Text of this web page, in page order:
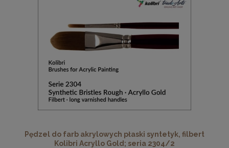
Pędzel do farb akrylowych płaski syntetyk, filbert
Kolibri Acryllo Gold; seria 2304/2